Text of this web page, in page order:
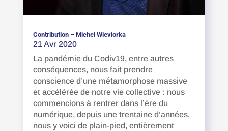
Contribution – Michel Wieviorka
21 Avr 2020
La pandémie du Codiv19, entre autres
conséquences, nous fait prendre
conscience d’une métamorphose massive
et accélérée de notre vie collective : nous
commencions à rentrer dans l’ère du
numérique, depuis une trentaine d’années,
nous y voici de plain-pied, entièrement